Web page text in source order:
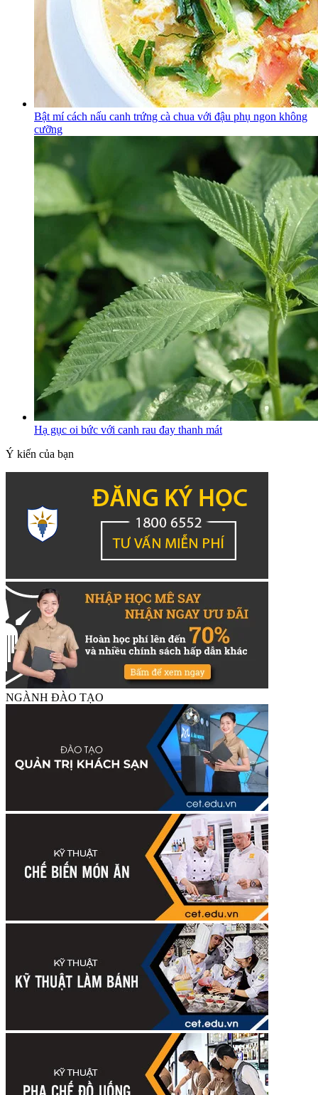
Bật mí cách nấu canh trứng cà chua với đậu phụ ngon không
cưỡng
Hạ gục oi bức với canh rau đay thanh mát
Ý kiến của bạn
NGÀNH ĐÀO TẠO